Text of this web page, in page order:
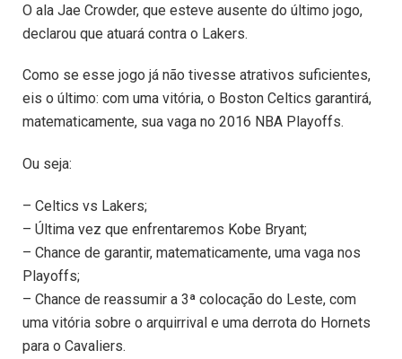
O ala Jae Crowder, que esteve ausente do último jogo,
declarou que atuará contra o Lakers.
Como se esse jogo já não tivesse atrativos suficientes,
eis o último: com uma vitória, o Boston Celtics garantirá,
matematicamente, sua vaga no 2016 NBA Playoffs.
Ou seja:
– Celtics vs Lakers;
– Última vez que enfrentaremos Kobe Bryant;
– Chance de garantir, matematicamente, uma vaga nos
Playoffs;
– Chance de reassumir a 3ª colocação do Leste, com
uma vitória sobre o arquirrival e uma derrota do Hornets
para o Cavaliers.